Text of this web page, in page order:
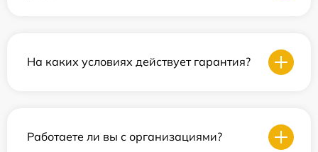
На каких условиях действует гарантия?
Работаете ли вы с организациями?